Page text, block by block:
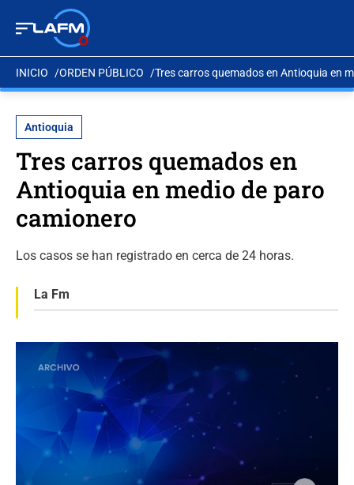
INICIO ORDEN PÚBLICO Tres carros quemados en Antioquia en
Antioquia
Tres carros quemados en
Antioquia en medio de paro
camionero
Los casos se han registrado en cerca de 24 horas.
La Fm